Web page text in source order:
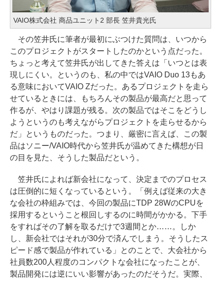
VAIO株式会社 商品ユニット2 部長 笠井貴光氏
その笠井氏に筆者が最初にぶつけた質問は、いつから
このプロジェクトがスタートしたのかという点だった。
ちょっと考えて笠井氏が出してきた答えは「いつとは表
現しにくい。というのも、私の中ではVAIO Duo 13もあ
る意味においてVAIO Zだった。あるプロジェクトを走ら
せているときには、もちろんその製品が最高だと思って
作るが、やはり課題が残る。次の製品ではそこをどうし
ようというのも考えながらプロジェクトを走らせるから
だ」というものだった。つまり、厳密に言えば、この製
品はソニー/VAIO時代から笠井氏が温めてきた構想が日
の目を見た、そうした製品だという。
笠井氏によれば新会社になって、決定までのプロセス
は圧倒的に短くなっているという。「例えば従来の大き
な会社の枠組みでは、今回の製品にTDP 28WのCPUを
採用するということ根回しするのに時間がかかる。下手
をすればその了解を取るだけで3週間とか……。しか
し、新会社ではそれが30分で済んでしまう。そうしたス
ピード感で製品が作れている」とのことで、大会社から
社員数200人程度のコンパクトな会社になったことが、
製品開発には逆にいい影響があったのだそうだ。実際、